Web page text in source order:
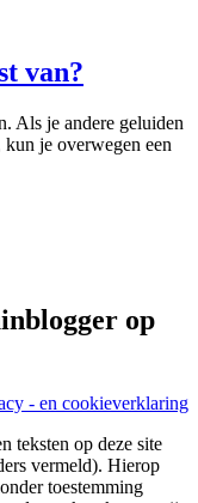
van?
Als je andere geluiden
je overwegen een
op
- en cookieverklaring
teksten op deze site
vermeld). Hierop
toestemming